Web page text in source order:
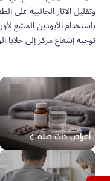
وتقليل الاثار الجانبية على
باستخدام الأيودين المشع
توجيه إشعاع مركز إلى خلايا
أعراض ذات صلة